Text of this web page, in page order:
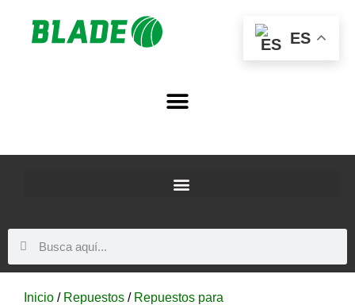
Inicio / Repuestos / Repuestos para
ES